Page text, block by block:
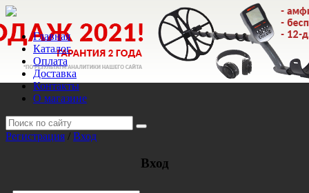
Главная
Каталог
Оплата
Доставка
Контакты
О магазине
Регистрация / Вход
Вход